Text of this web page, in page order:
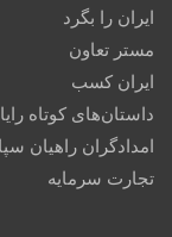
ایران را بگرد
مستر تعاون
ایران کسب
داستان‌های کوتاه
امدادگران راهیان
تجارت سرمایه